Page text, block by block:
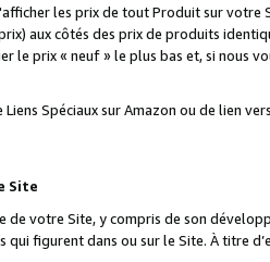
les prix de tout Produit sur
aux côtés des prix de produits
le prix « neuf » le plus bas et, si nous
Liens Spéciaux sur Amazon ou de lien
Site
de votre Site, y compris de son
qui figurent dans ou sur le Site. À titre